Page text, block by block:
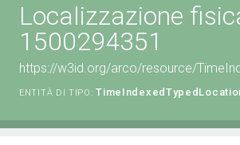
Localizzazione
1500294351
https://w3id.org/arco/resource/
ENTITÀ DI TIPO: